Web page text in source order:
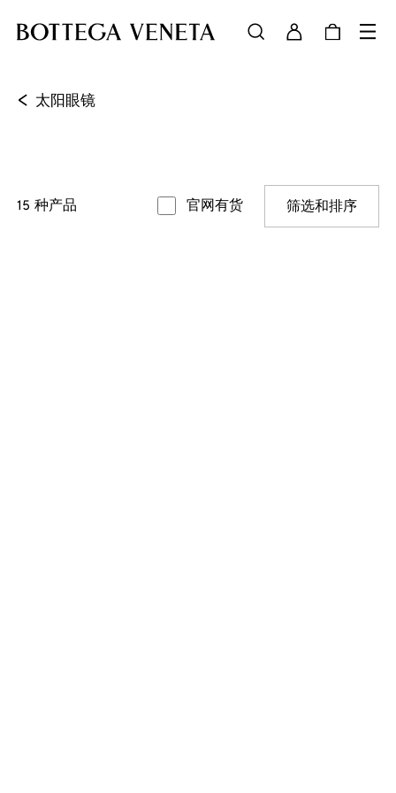
< 太阳眼镜
15 种产品 官网有货 筛选和排序